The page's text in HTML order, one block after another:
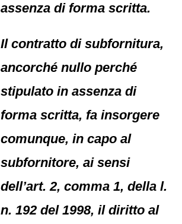
assenza di forma scritta.
Il contratto di subfornitura,
ancorché nullo perché
stipulato in assenza di
forma scritta, fa insorgere
comunque, in capo al
subfornitore, ai sensi
dell’art. 2, comma 1, della l.
n. 192 del 1998, il diritto al